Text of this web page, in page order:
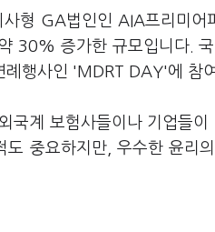
형 GA법인인 AIA프리미
30% 증가한 규모입니다.
례행사인 'MDRT DAY'에 참
국계 보험사들이나 기업들
도 중요하지만, 우수한 윤리